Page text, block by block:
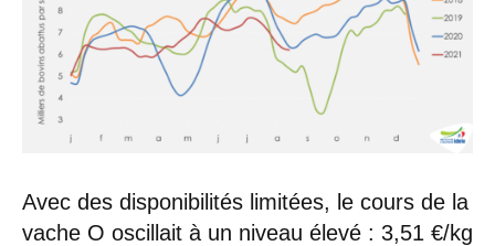
Avec des disponibilités limitées, le cours de la
vache O oscillait à un niveau élevé : 3,51 €/kg